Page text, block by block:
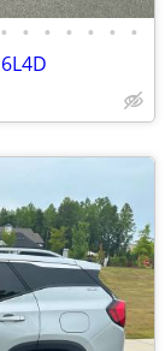
• • • • • • •